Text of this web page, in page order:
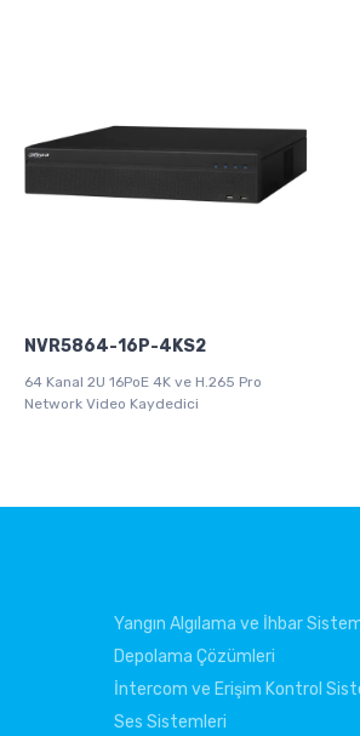
NVR5864-16P-4KS2
64 Kanal 2U 16PoE 4K ve H.265 Pro
Network Video Kaydedici
Yangın Algılama ve İhbar
Depolama Çözümleri
İntercom ve Erişim Kontrol
Ses Sistemleri